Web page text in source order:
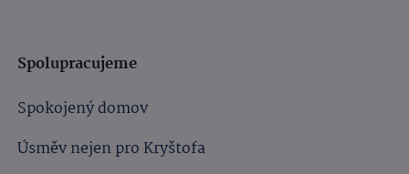
Spolupracujeme
Spokojený domov
Úsměv nejen pro Kryštofa